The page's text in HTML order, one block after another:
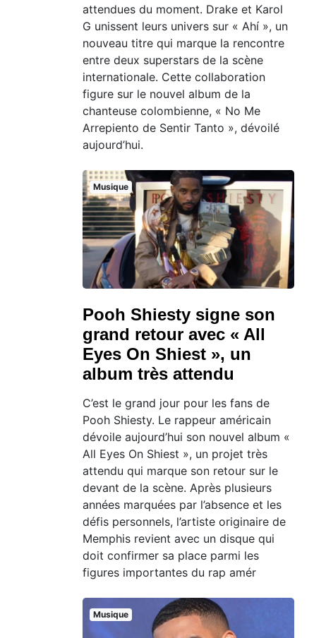
attendues du moment. Drake et Karol
G unissent leurs univers sur « Ahí », un
nouveau titre qui marque la rencontre
entre deux superstars de la scène
internationale. Cette collaboration
figure sur le nouvel album de la
chanteuse colombienne, « No Me
Arrepiento de Sentir Tanto », dévoilé
aujourd’hui.
Musique
Pooh Shiesty signe son
grand retour avec « All
Eyes On Shiest », un
album très attendu
C’est le grand jour pour les fans de
Pooh Shiesty. Le rappeur américain
dévoile aujourd’hui son nouvel album «
All Eyes On Shiest », un projet très
attendu qui marque son retour sur le
devant de la scène. Après plusieurs
années marquées par l’absence et les
défis personnels, l’artiste originaire de
Memphis revient avec un disque qui
doit confirmer sa place parmi les
figures importantes du rap amér
Musique